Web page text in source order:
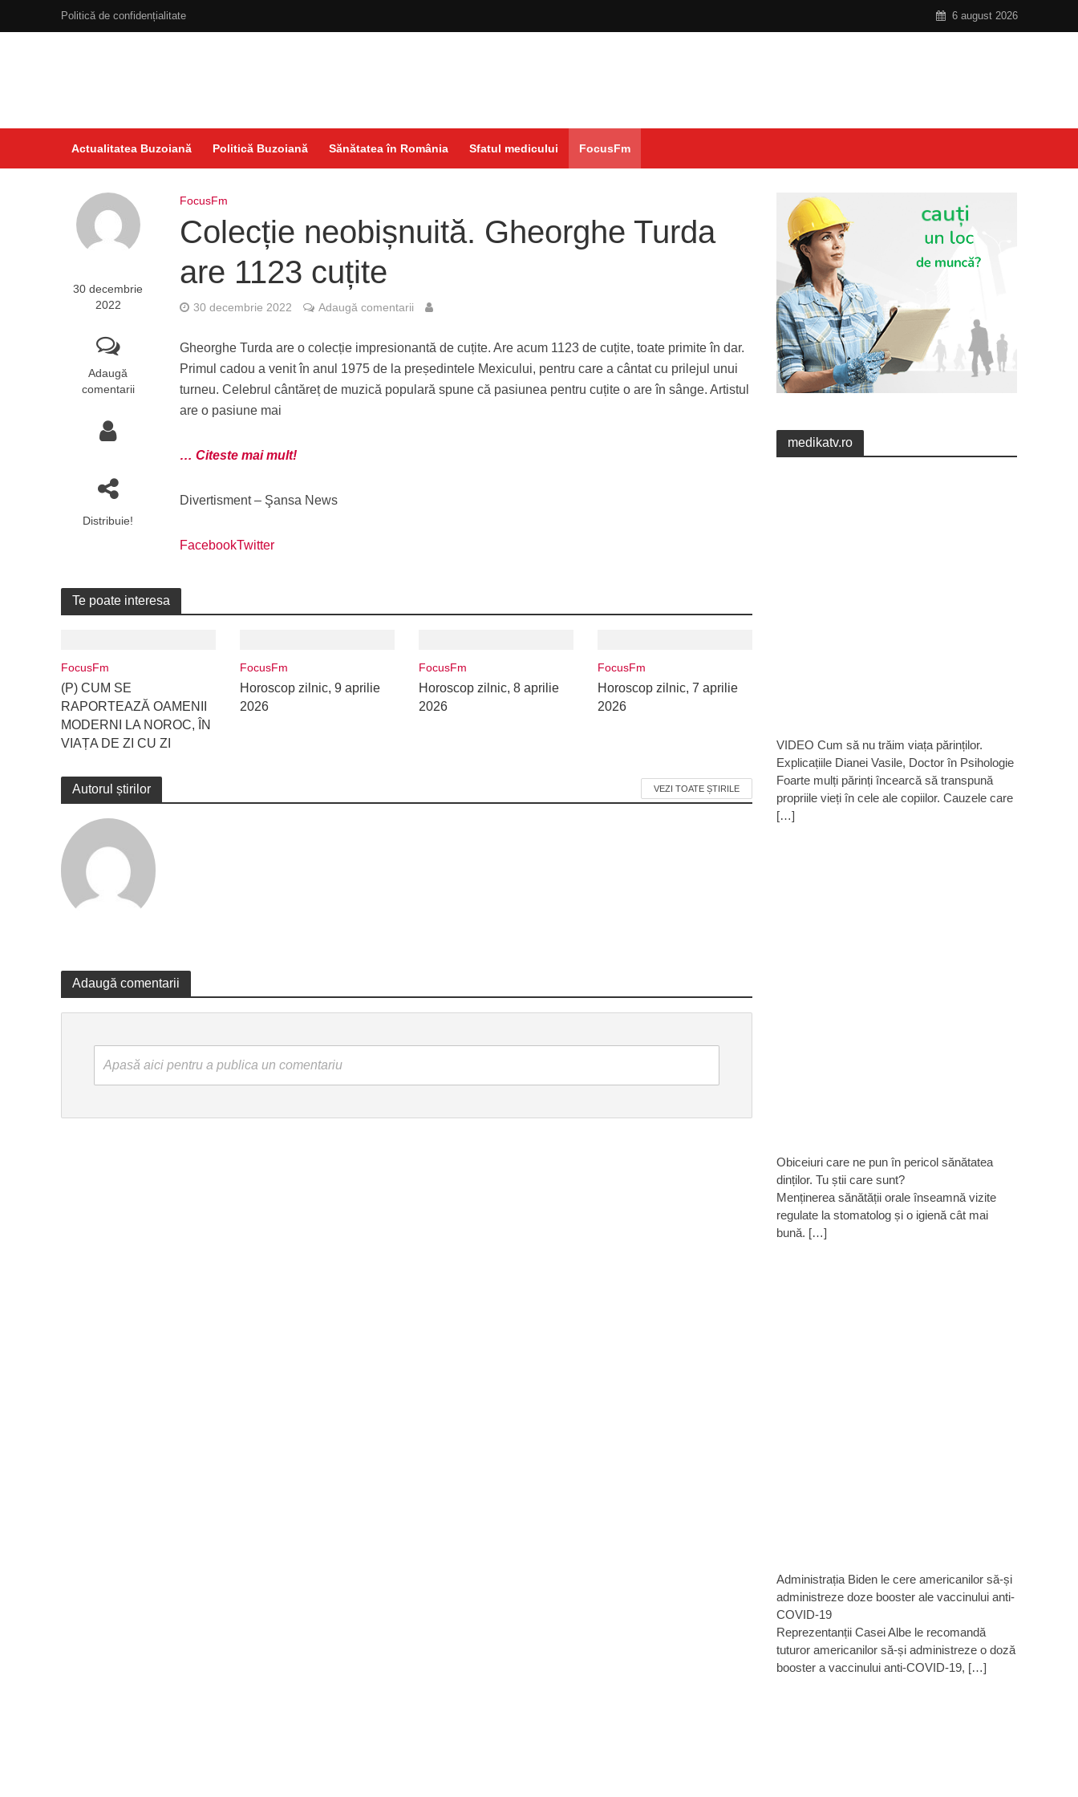
Politică de confidențialitate 6 august 2026
Actualitatea Buzoiană Politică Buzoiană Sănătatea în România Sfatul medicului FocusFm
30 decembrie
2022
Adaugă
comentarii
Distribuie!
FocusFm
Colecție neobișnuită. Gheorghe Turda
are 1123 cuțite
30 decembrie 2022 Adaugă comentarii
Gheorghe Turda are o colecție impresionantă de cuțite. Are acum 1123 de cuțite, toate primite în dar.
Primul cadou a venit în anul 1975 de la președintele Mexicului, pentru care a cântat cu prilejul unui
turneu. Celebrul cântăreț de muzică populară spune că pasiunea pentru cuțite o are în sânge. Artistul
are o pasiune mai
… Citeste mai mult!
Divertisment – Şansa News
FacebookTwitter
Te poate interesa
FocusFm
(P) CUM SE
RAPORTEAZĂ OAMENII
MODERNI LA NOROC, ÎN
VIAȚA DE ZI CU ZI
FocusFm
Horoscop zilnic, 9 aprilie
2026
FocusFm
Horoscop zilnic, 8 aprilie
2026
FocusFm
Horoscop zilnic, 7 aprilie
2026
Autorul știrilor VEZI TOATE ȘTIRILE
Adaugă comentarii
Apasă aici pentru a publica un comentariu
medikatv.ro
VIDEO Cum să nu trăim viața părinților.
Explicațiile Dianei Vasile, Doctor în Psihologie
Foarte mulți părinți încearcă să transpună
propriile vieți în cele ale copiilor. Cauzele care
[…]
Obiceiuri care ne pun în pericol sănătatea
dinților. Tu știi care sunt?
Menținerea sănătății orale înseamnă vizite
regulate la stomatolog și o igienă cât mai
bună. […]
Administrația Biden le cere americanilor să-și
administreze doze booster ale vaccinului anti-
COVID-19
Reprezentanții Casei Albe le recomandă
tuturor americanilor să-și administreze o doză
booster a vaccinului anti-COVID-19, […]